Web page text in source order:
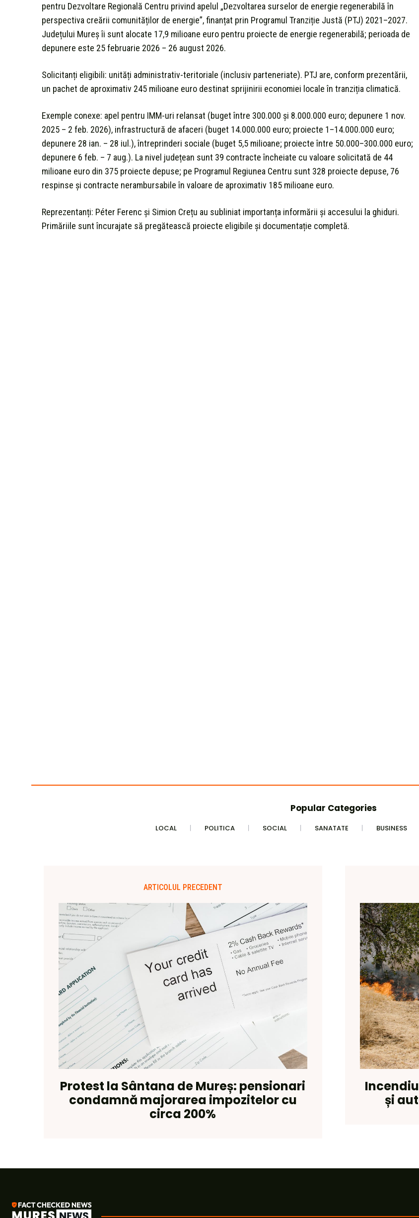
pentru Dezvoltare Regională Centru privind apelul „Dezvoltarea surselor de energie regenerabilă în
perspectiva creării comunităților de energie”, finanțat prin Programul Tranziție Justă (PTJ) 2021–2027.
Județului Mureș îi sunt alocate 17,9 milioane euro pentru proiecte de energie regenerabilă; perioada de
depunere este 25 februarie 2026 – 26 august 2026.
Solicitanți eligibili: unități administrativ-teritoriale (inclusiv parteneriate). PTJ are, conform prezentării,
un pachet de aproximativ 245 milioane euro destinat sprijinirii economiei locale în tranziția climatică.
Exemple conexe: apel pentru IMM-uri relansat (buget între 300.000 și 8.000.000 euro; depunere 1 nov.
2025 – 2 feb. 2026), infrastructură de afaceri (buget 14.000.000 euro; proiecte 1–14.000.000 euro;
depunere 28 ian. – 28 iul.), întreprinderi sociale (buget 5,5 milioane; proiecte între 50.000–300.000 euro;
depunere 6 feb. – 7 aug.). La nivel județean sunt 39 contracte încheiate cu valoare solicitată de 44
milioane euro din 375 proiecte depuse; pe Programul Regiunea Centru sunt 328 proiecte depuse, 76
respinse și contracte nerambursabile în valoare de aproximativ 185 milioane euro.
Reprezentanți: Péter Ferenc și Simion Crețu au subliniat importanța informării și accesului la ghiduri.
Primăriile sunt încurajate să pregătească proiecte eligibile și documentație completă.
Popular Categories
LOCAL POLITICA SOCIAL SANATATE BUSINESS
ARTICOLUL PRECEDENT
Protest la Sântana de Mureș: pensionari
condamnă majorarea impozitelor cu
circa 200%
și